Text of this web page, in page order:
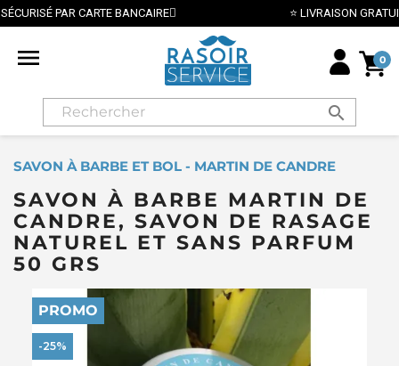
⭐ LIVRAISON GRATUITE EN FRANCE MÉTROPOLITAINE DÈS 70€ ⭐
 0
search
SAVON À BARBE ET BOL - MARTIN DE CANDRE
SAVON À BARBE MARTIN DE
CANDRE, SAVON DE RASAGE
NATUREL ET SANS PARFUM
50 GRS
PROMO
-25%